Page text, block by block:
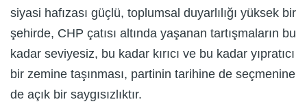
siyasi hafızası güçlü, toplumsal duyarlılığı yüksek bir
şehirde, CHP çatısı altında yaşanan tartışmaların bu
kadar seviyesiz, bu kadar kırıcı ve bu kadar yıpratıcı
bir zemine taşınması, partinin tarihine de seçmenine
de açık bir saygısızlıktır.